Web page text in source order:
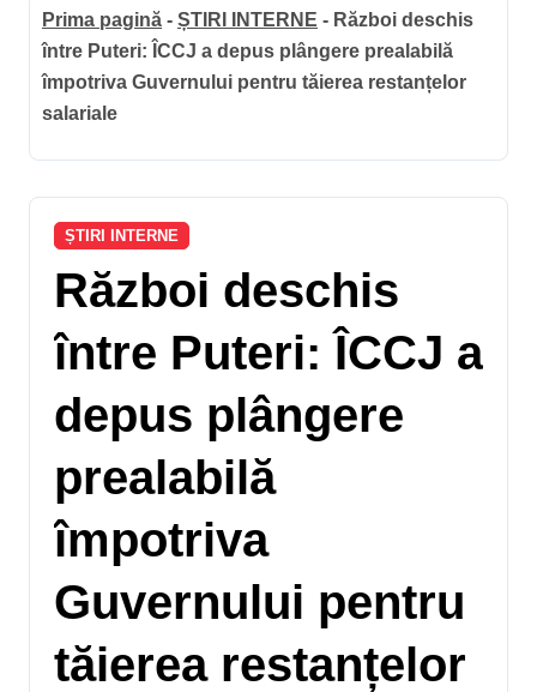
Prima pagină - ȘTIRI INTERNE - Război deschis
între Puteri: ÎCCJ a depus plângere prealabilă
împotriva Guvernului pentru tăierea restanțelor
salariale
ȘTIRI INTERNE
Război deschis
între Puteri: ÎCCJ a
depus plângere
prealabilă
împotriva
Guvernului pentru
tăierea restanțelor